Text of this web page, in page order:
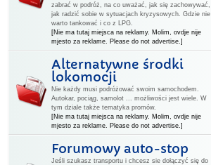
zabrać w podróż, na co uważać, jak się zachowywać,
jak radzić sobie w sytuacjach kryzysowych. Gdzie nie
warto tankować i co z LPG.
[Nie ma tutaj miejsca na reklamy. Molim, ovdje nije
mjesto za reklame. Please do not advertise.]
Alternatywne środki
lokomocji
Nie każdy musi podróżować swoim samochodem.
Autokar, pociąg, samolot ... możliwości jest wiele. W
tym dziale także tematyka promów.
[Nie ma tutaj miejsca na reklamy. Molim, ovdje nije
mjesto za reklame. Please do not advertise.]
Forumowy auto-stop
Jeśli szukasz transportu i chcesz sie dołączyć się do